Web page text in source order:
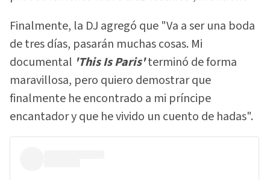
Finalmente, la DJ agregó que "Va a ser una boda
de tres días, pasarán muchas cosas. Mi
documental 'This Is Paris'terminó de forma
maravillosa, pero quiero demostrar que
finalmente he encontrado a mi príncipe
encantador y que he vivido un cuento de hadas".